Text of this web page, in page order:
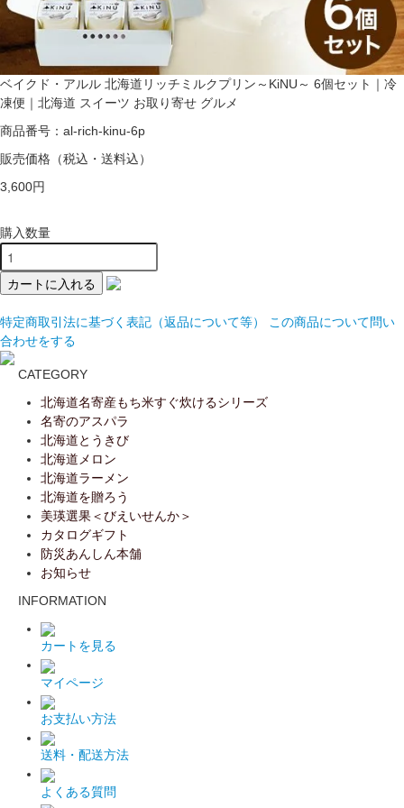
ベイクド・アルル 北海道リッチミルクプリン～KiNU～ 6個セット｜冷
凍便｜北海道 スイーツ お取り寄せ グルメ
商品番号：al-rich-kinu-6p
販売価格 （税込・送料込）
3,600円
購入数量
特定商取引法に基づく表記（返品について等）
この商品について問い
合わせをする
CATEGORY
北海道名寄産もち米すぐ炊けるシリーズ
名寄のアスパラ
北海道とうきび
北海道メロン
北海道ラーメン
北海道を贈ろう
美瑛選果＜びえいせんか＞
カタログギフト
防災あんしん本舗
お知らせ
INFORMATION
カートを見る
マイページ
お支払い方法
送料・配送方法
よくある質問